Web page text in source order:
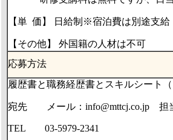
【単 価】 日給制※宿泊費は別途支給
【その他】 外国籍の人材は不可
応募方法
履歴書と職務経歴書とスキルシート
宛先 メール：info@mttcj.co.jp 担
TEL 03-5979-2341 FAX